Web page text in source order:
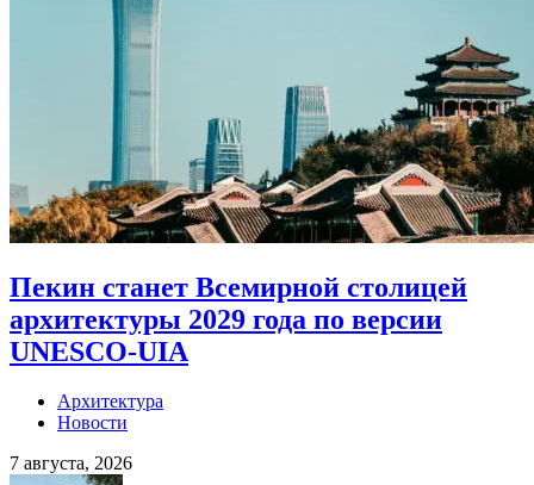
Пекин станет Всемирной столицей
архитектуры 2029 года по версии
UNESCO-UIA
Архитектура
Новости
7 августа, 2026